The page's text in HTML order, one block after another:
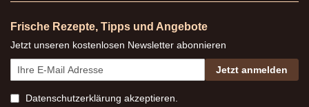
Frische Rezepte, Tipps und Angebote
Jetzt unseren kostenlosen Newsletter abonnieren
Jetzt anmelden
Datenschutzerklärung akzeptieren.